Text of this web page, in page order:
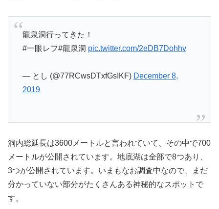
龍泉洞行ってきた！
#一眼レフ#龍泉洞 pic.twitter.com/2eDB7Dohhv
— とし (@77RCwsDTxfGsIKF) December 8,
2019
洞内総延長は3600メートルと言われていて、その中で700
メートルが公開されています。地底湖は全部で8つあり、
3つが公開されています。いまもなお調査中なので、まだ
分かっていない部分がたくさんある神秘的なスポットで
す。